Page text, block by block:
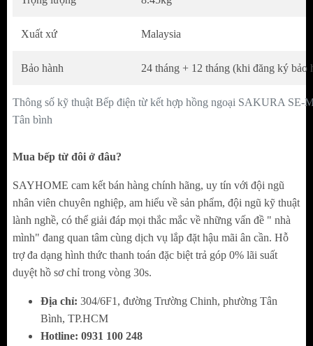
Do đó bạn hoàn toàn yên tâm nấu nướng
hàng ngày với hiệu suất cao mà không lo
kính này còn hạn chế trầy xước và rất dễ vệ
sinh, lau chùi.
Tính năng gia nhiệt nhanh Booster
Vùng nấu từ bên trái của Bếp điện từ Sakura
SE-MH502Bđược trang bị tính năng gia
nhiệt nhanh Booster, có thể đẩy công suất
2000W lên tối đa 2200W chỉ với một lần
chạm.
hợp với các món luộc, xào… giúp bạn tiết
kiệm thời gian và món ăn có độ chín tốt nhất.
Thông số kỹ thuật Bếp điện từ kết hợp hồng ngoại SAKURA SE-
Tân bình
Xuất xứ Malaysia
Bảo hành 24 tháng + 12 tháng (khi đăng ký bảo
Mua bếp từ đôi ở đâu?
SAYHOME cam kết bán hàng chính hãng, uy tín với đội ngũ
nhân viên chuyên nghiệp, am hiểu về sản phẩm, đội ngũ kỹ thuật
lành nghề, có thể giải đáp mọi thắc mắc về những vấn đề " nhà
mình" đang quan tâm cùng dịch vụ lắp đặt hậu mãi ân cần. Hỗ
trợ đa dạng hình thức thanh toán đặc biệt trả góp 0% lãi suất
duyệt hồ sơ chỉ trong vòng 30s.
Địa chỉ: 304/6F1, đường Trường Chinh, phường Tân
Bình, TP.HCM
Hotline: 0931 100 248